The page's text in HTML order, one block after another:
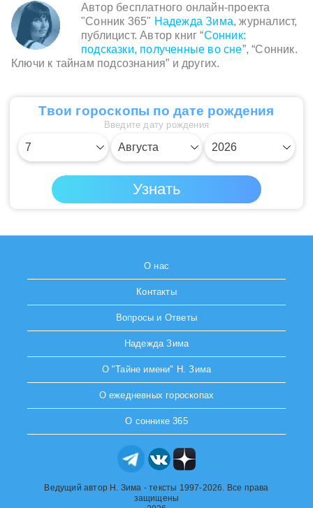
Автор бесплатного онлайн-проекта
"Сонник 365" Надежда Зима, журналист,
публицист. Автор книг “Сонник:
подсказки, полученные во сне”, “Сонник.
Ключи к тайнам подсознания” и других.
Твои гороскопы по дате рождения
Введите дату рождения
О нас
Контакты
Вопросы и Ответы
Надежда Зима
О "Тайне имени" Н. Зима
О ежедневных гороскопах
О соннике 365
Ведущий автор Н. Зима - тексты 1997-2026. Все права
защищены